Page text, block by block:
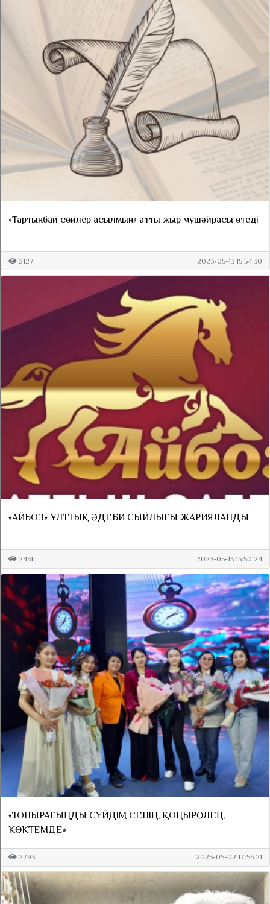
«Тартынбай сөйлер асылмын» атты жыр мүшәйрасы өтеді
2127 2023-05-13 15:54:30
«АЙБОЗ» ҰЛТТЫҚ ӘДЕБИ СЫЙЛЫҒЫ ЖАРИЯЛАНДЫ
2431 2023-05-13 15:50:24
«ТОПЫРАҒЫҢДЫ СҮЙДІМ СЕНІҢ, ҚОҢЫРӨЛЕҢ,
КӨКТЕМДЕ»
2793 2023-05-02 17:53:21